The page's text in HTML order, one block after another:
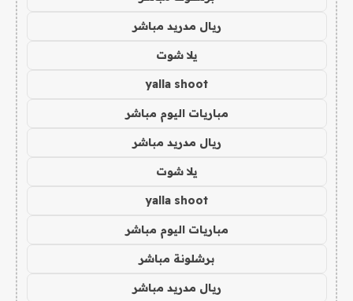
ريال مدريد مباشر
يلا شوت
yalla shoot
مباريات اليوم مباشر
ريال مدريد مباشر
يلا شوت
yalla shoot
مباريات اليوم مباشر
برشلونة مباشر
ريال مدريد مباشر